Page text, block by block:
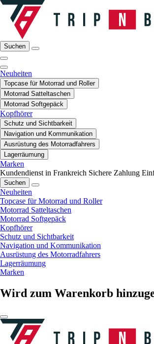
Suchen
Neuheiten
Topcase für Motorrad und Roller
Motorrad Satteltaschen
Motorrad Softgepäck
Kopfhörer
Schutz und Sichtbarkeit
Navigation und Kommunikation
Ausrüstung des Motorradfahrers
Lagerräumung
Marken
Kundendienst in Frankreich Sichere Zahlung
Suchen
Neuheiten
Topcase für Motorrad und Roller
Motorrad Satteltaschen
Motorrad Softgepäck
Kopfhörer
Schutz und Sichtbarkeit
Navigation und Kommunikation
Ausrüstung des Motorradfahrers
Lagerräumung
Marken
Wird zum Warenkorb